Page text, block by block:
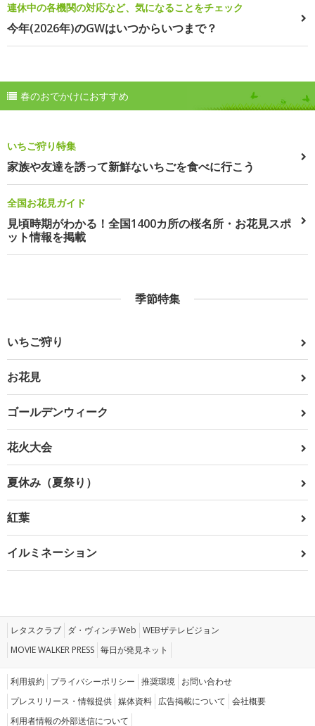
連休中の各機関の対応など、気になることをチェック
今年(2026年)のGWはいつからいつまで？
春のおでかけにおすすめ
いちご狩り特集
家族や友達を誘って新鮮ないちごを食べに行こう
全国お花見ガイド
見頃時期がわかる！全国1400カ所の桜名所・お花見スポ
ット情報を掲載
季節特集
いちご狩り
お花見
ゴールデンウィーク
花火大会
夏休み（夏祭り）
紅葉
イルミネーション
レタスクラブ ダ・ヴィンチWeb WEBザテレビジョン
MOVIE WALKER PRESS 毎日が発見ネット
利用規約 プライバシーポリシー 推奨環境 お問い合わせ
プレスリリース・情報提供 媒体資料 広告掲載について 会社概要
利用者情報の外部送信について